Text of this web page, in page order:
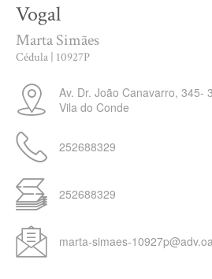
Vogal
Marta Simães
Cédula | 10927P
Av. Dr. João Canavarro, 345-
Vila do Conde
252688329
252688329
marta-simaes-